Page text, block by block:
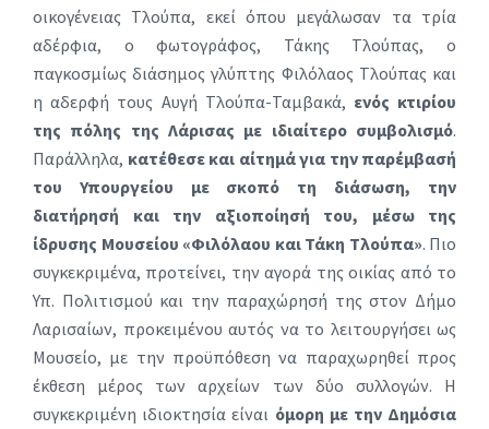
οικογένειας Τλούπα, εκεί όπου μεγάλωσαν τα τρία
αδέρφια, ο φωτογράφος, Τάκης Τλούπας, ο
παγκοσμίως διάσημος γλύπτης Φιλόλαος Τλούπας και
η αδερφή τους Αυγή Τλούπα-Ταμβακά, ενός κτιρίου
της πόλης της Λάρισας με ιδιαίτερο συμβολισμό.
Παράλληλα, κατέθεσε και αίτημά για την παρέμβασή
του Υπουργείου με σκοπό τη διάσωση, την
διατήρησή και την αξιοποίησή του, μέσω της
ίδρυσης Μουσείου «Φιλόλαου και Τάκη Τλούπα». Πιο
συγκεκριμένα, προτείνει, την αγορά της οικίας από το
Υπ. Πολιτισμού και την παραχώρησή της στον Δήμο
Λαρισαίων, προκειμένου αυτός να το λειτουργήσει ως
Μουσείο, με την προϋπόθεση να παραχωρηθεί προς
έκθεση μέρος των αρχείων των δύο συλλογών. Η
συγκεκριμένη ιδιοκτησία είναι όμορη με την Δημόσια